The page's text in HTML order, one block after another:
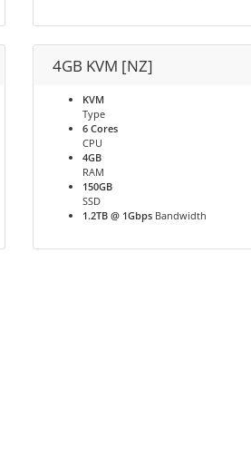
4GB KVM [NZ]
KVM
Type
6 Cores
CPU
4GB
RAM
150GB
SSD
1.2TB @ 1Gbps Bandwidth